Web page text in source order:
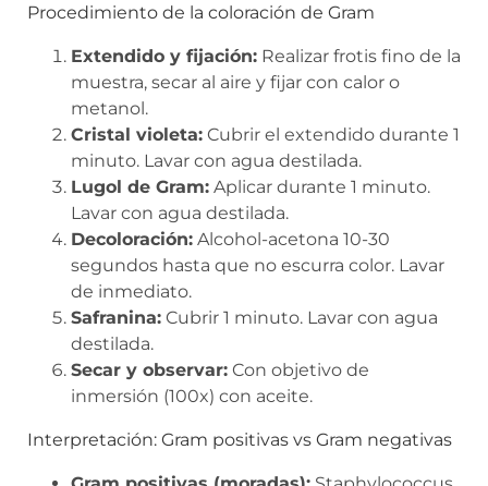
Procedimiento de la coloración de Gram
Extendido y fijación: Realizar frotis fino de la
muestra, secar al aire y fijar con calor o
metanol.
Cristal violeta: Cubrir el extendido durante 1
minuto. Lavar con agua destilada.
Lugol de Gram: Aplicar durante 1 minuto.
Lavar con agua destilada.
Decoloración: Alcohol-acetona 10-30
segundos hasta que no escurra color. Lavar
de inmediato.
Safranina: Cubrir 1 minuto. Lavar con agua
destilada.
Secar y observar: Con objetivo de
inmersión (100x) con aceite.
Interpretación: Gram positivas vs Gram negativas